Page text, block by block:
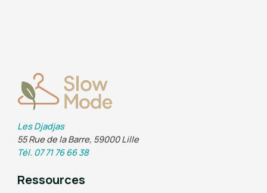
Les Djadjas
55 Rue de la Barre, 59000 Lille
Tél. 07 71 76 66 38
Ressources